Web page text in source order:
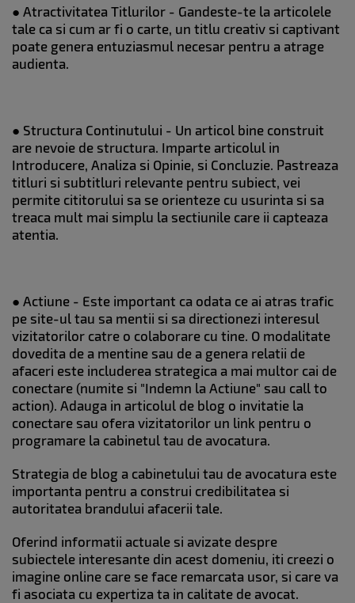
● Atractivitatea Titlurilor - Gandeste-te la articolele
tale ca si cum ar fi o carte, un titlu creativ si captivant
poate genera entuziasmul necesar pentru a atrage
audienta.
● Structura Continutului - Un articol bine construit
are nevoie de structura. Imparte articolul in
Introducere, Analiza si Opinie, si Concluzie. Pastreaza
titluri si subtitluri relevante pentru subiect, vei
permite cititorului sa se orienteze cu usurinta si sa
treaca mult mai simplu la sectiunile care ii capteaza
atentia.
● Actiune - Este important ca odata ce ai atras trafic
pe site-ul tau sa mentii si sa directionezi interesul
vizitatorilor catre o colaborare cu tine. O modalitate
dovedita de a mentine sau de a genera relatii de
afaceri este includerea strategica a mai multor cai de
conectare (numite si "Indemn la Actiune" sau call to
action). Adauga in articolul de blog o invitatie la
conectare sau ofera vizitatorilor un link pentru o
programare la cabinetul tau de avocatura.
Strategia de blog a cabinetului tau de avocatura este
importanta pentru a construi credibilitatea si
autoritatea brandului afacerii tale.
Oferind informatii actuale si avizate despre
subiectele interesante din acest domeniu, iti creezi o
imagine online care se face remarcata usor, si care va
fi asociata cu expertiza ta in calitate de avocat.